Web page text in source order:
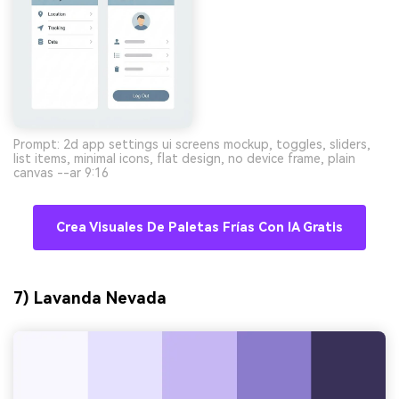
Prompt: 2d app settings ui screens mockup, toggles, sliders,
list items, minimal icons, flat design, no device frame, plain
canvas --ar 9:16
Crea Visuales De Paletas Frías Con IA Gratis
7) Lavanda Nevada